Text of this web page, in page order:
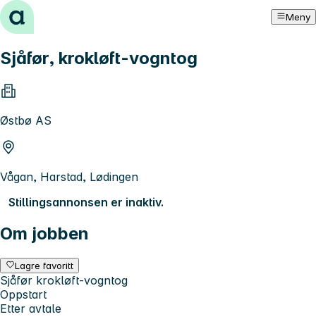
Hopp til innhold Meny
Sjåfør, krokløft-vogntog
Østbø AS
Vågan, Harstad, Lødingen
Stillingsannonsen er inaktiv.
Om jobben
Lagre favoritt
Sjåfør krokløft-vogntog
Oppstart
Etter avtale